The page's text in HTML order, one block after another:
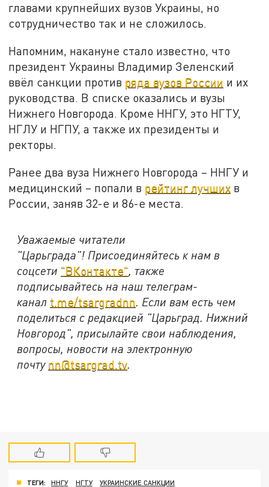
главами крупнейших вузов Украины, но
сотрудничество так и не сложилось.
Напомним, накануне стало известно, что
президент Украины Владимир Зеленский
ввёл санкции против ряда вузов России и их
руководства. В списке оказались и вузы
Нижнего Новгорода. Кроме ННГУ, это НГТУ,
НГЛУ и НГПУ, а также их президенты и
ректоры.
Ранее два вуза Нижнего Новгорода – ННГУ и
медицинский – попали в рейтинг лучших в
России, заняв 32-е и 86-е места.
Уважаемые читатели
"Царьграда"! Присоединяйтесь к нам в
соцсети "ВКонтакте" , также
подписывайтесь на наш телеграм-
канал t.me/tsargradnn . Если вам есть чем
поделиться с редакцией "Царьград. Нижний
Новгород", присылайте свои наблюдения,
вопросы, новости на электронную
почту nn@tsargrad.tv
ТЕГИ: ННГУ НГТУ УКРАИНСКИЕ САНКЦИИ